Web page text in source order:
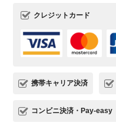
クレジットカード
携帯キャリア決済
コンビニ決済・Pay-easy